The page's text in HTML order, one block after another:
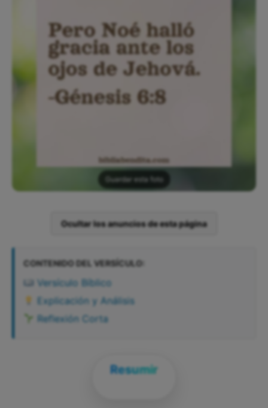
Guardar esta foto
Ocultar los anuncios de esta página
CONTENIDO DEL VERSÍCULO:
Versículo Bíblico
Explicación y Análisis
Reflexión Corta
Resumir